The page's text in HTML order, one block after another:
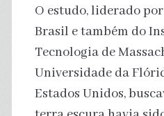
O estudo, liderado
Brasil e também do
Tecnologia de
Universidade da
Estados Unidos,